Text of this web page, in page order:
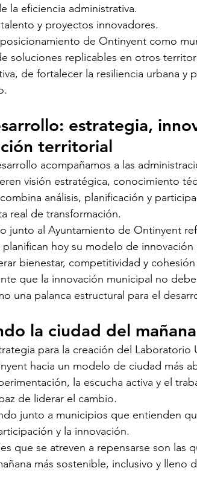
la eficiencia administrativa.
y proyectos innovadores.
de Ontinyent como
soluciones replicables en otros
de fortalecer la resiliencia urbana y
estrategia,
territorial
acompañamos a las
visión estratégica, conocimiento
análisis, planificación y
real de transformación.
junto al Ayuntamiento de Ontinyent
hoy su modelo de
bienestar, competitividad y cohesión
que la innovación municipal no
una palanca estructural para el
la ciudad del mañana
para la creación del Laboratorio
hacia un modelo de ciudad más
la escucha activa y el
de liderar el cambio.
junto a municipios que entienden
y la innovación.
que se atreven a repensarse son las
más sostenible, inclusivo y lleno